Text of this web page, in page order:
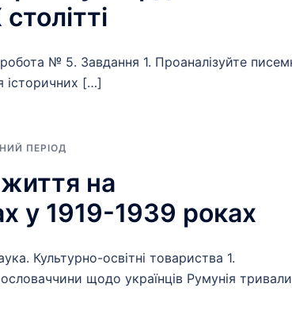
№ 5. Завдання 1. Проаналізуйте
історичних […]
ПЕРІОД
життя на
у 1919-1939 роках
Культурно-освітні товариства 1.
щодо українців Румунія